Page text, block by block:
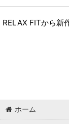
RELAX FITから新
ホーム